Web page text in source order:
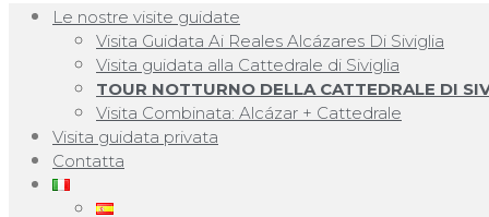
Le nostre visite guidate
Visita Guidata Ai Reales Alcázares Di Siviglia
Visita guidata alla Cattedrale di Siviglia
TOUR NOTTURNO DELLA CATTEDRALE DI
Visita Combinata: Alcázar + Cattedrale
Visita guidata privata
Contatta